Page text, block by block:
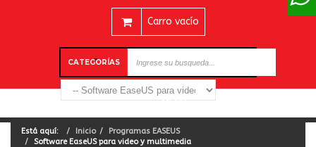
Carro vacío
CATEGORÍAS
Está aquí: Inicio
Programas EASEUS
Software EaseUS para video y multimedia